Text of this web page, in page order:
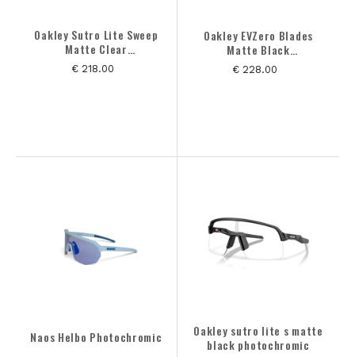
Oakley Sutro Lite Sweep
Matte Clear
Photochromic
€ 218.00
Oakley EVZero Blades
Matte Black
Photochromic
€ 228.00
Naos Helbo Photochromic
Oakley sutro lite s matte
black photochromic